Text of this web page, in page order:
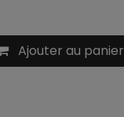
Ajouter au panier